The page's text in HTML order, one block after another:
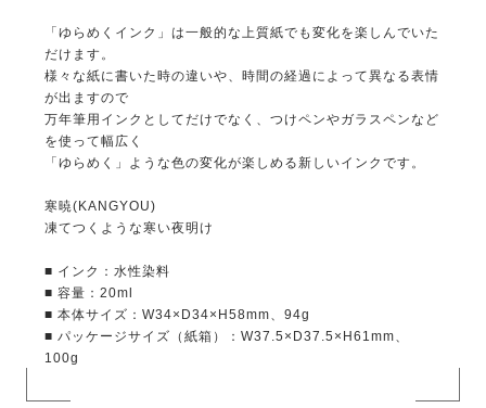
「ゆらめくインク」は一般的な上質紙でも変化を楽しんでいた
だけます。
様々な紙に書いた時の違いや、時間の経過によって異なる表情
が出ますので
万年筆用インクとしてだけでなく、つけペンやガラスペンなど
を使って幅広く
「ゆらめく」ような色の変化が楽しめる新しいインクです。
寒暁(KANGYOU)
凍てつくような寒い夜明け
■ インク：水性染料
■ 容量：20ml
■ 本体サイズ：W34×D34×H58mm、94g
■ パッケージサイズ（紙箱）：W37.5×D37.5×H61mm、
100g